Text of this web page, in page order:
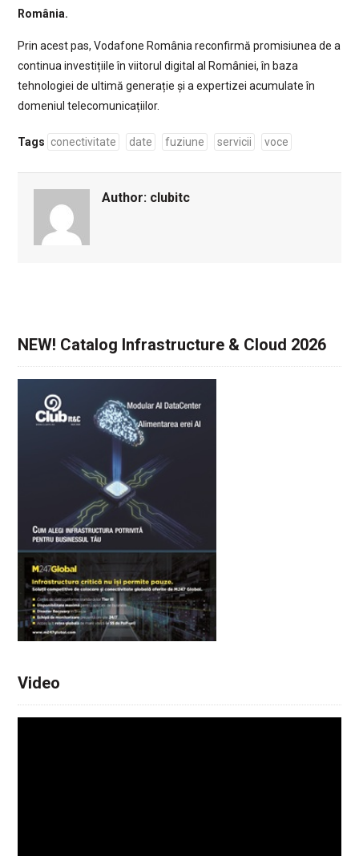
România.
Prin acest pas, Vodafone România reconfirmă promisiunea de a
continua investițiile în viitorul digital al României, în baza
tehnologiei de ultimă generație și a expertizei acumulate în
domeniul telecomunicațiilor.
Tags conectivitate date fuziune servicii voce
Author: clubitc
NEW! Catalog Infrastructure & Cloud 2026
Video